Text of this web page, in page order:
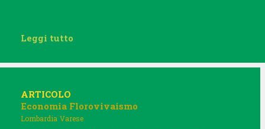
Leggi tutto
ARTICOLO
Economia Florovivaismo
Lombardia Varese